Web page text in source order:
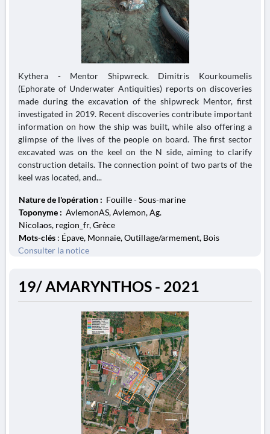
Kythera - Mentor Shipwreck. Dimitris Kourkoumelis
(Ephorate of Underwater Antiquities) reports on discoveries
made during the excavation of the shipwreck Mentor, first
investigated in 2019. Recent discoveries contribute important
information on how the ship was built, while also offering a
glimpse of the lives of the people on board. The first sector
excavated was on the keel on the N side, aiming to clarify
construction details. The connection point of two parts of the
keel was located, and...
Nature de l'opération : Fouille - Sous-marine
Toponyme : AvlemonAS, Avlemon, Ag.
Nicolaos, region_fr, Grèce
Mots-clés : Épave, Monnaie, Outillage/armement, Bois
Consulter la notice
19/ AMARYNTHOS - 2021